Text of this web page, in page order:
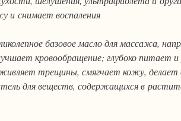
и снимает воспаления
базовое масло для массажа,
кровообращение; глубоко питает
трещины, смягчает кожу, делает
для веществ, содержащихся в